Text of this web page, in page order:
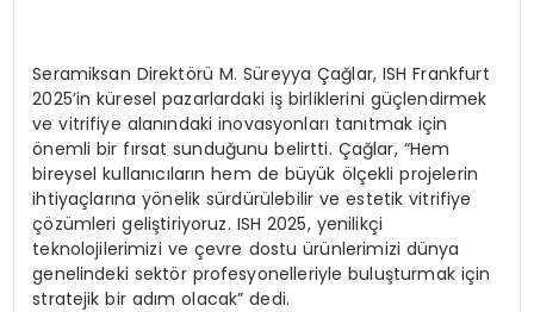
Seramiksan Direktörü M. Süreyya Çağlar, ISH Frankfurt
2025’in küresel pazarlardaki iş birliklerini güçlendirmek
ve vitrifiye alanındaki inovasyonları tanıtmak için
önemli bir fırsat sunduğunu belirtti. Çağlar, “Hem
bireysel kullanıcıların hem de büyük ölçekli projelerin
ihtiyaçlarına yönelik sürdürülebilir ve estetik vitrifiye
çözümleri geliştiriyoruz. ISH 2025, yenilikçi
teknolojilerimizi ve çevre dostu ürünlerimizi dünya
genelindeki sektör profesyonelleriyle buluşturmak için
stratejik bir adım olacak” dedi.